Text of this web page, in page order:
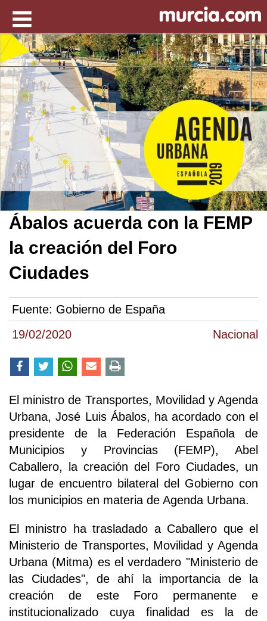
19/02/2020 Nacional
Ábalos acuerda con la FEMP
la creación del Foro
Ciudades
Fuente: Gobierno de España
El ministro de Transportes, Movilidad y Agenda
Urbana, José Luis Ábalos, ha acordado con el
presidente de la Federación Española de
Municipios y Provincias (FEMP), Abel
Caballero, la creación del Foro Ciudades, un
lugar de encuentro bilateral del Gobierno con
los municipios en materia de Agenda Urbana.
El ministro ha trasladado a Caballero que el
Ministerio de Transportes, Movilidad y Agenda
Urbana (Mitma) es el verdadero "Ministerio de
las Ciudades", de ahí la importancia de la
creación de este Foro permanente e
institucionalizado cuya finalidad es la de